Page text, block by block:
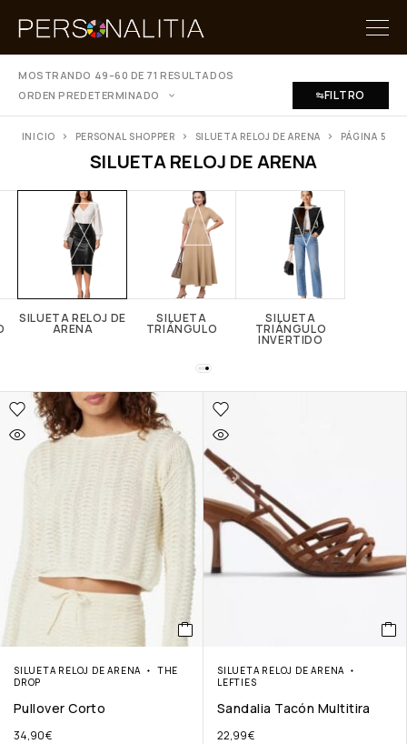
MOSTRANDO 49–60 DE 71 RESULTADOS
ORDEN PREDETERMINADO
FILTRO
SILUETA RELOJ DE ARENA
INICIO PERSONAL SHOPPER SILUETA RELOJ DE ARENA PÁGINA 5
SILUETA RELOJ DE
ARENA
SILUETA
TRIÁNGULO
SILUETA
TRIÁNGULO
INVERTIDO
SILUETA RELOJ DE ARENA
THE
DROP
Pullover Corto
34,90€
SILUETA RELOJ DE ARENA
LEFTIES
Sandalia Tacón Multitira
22,99€